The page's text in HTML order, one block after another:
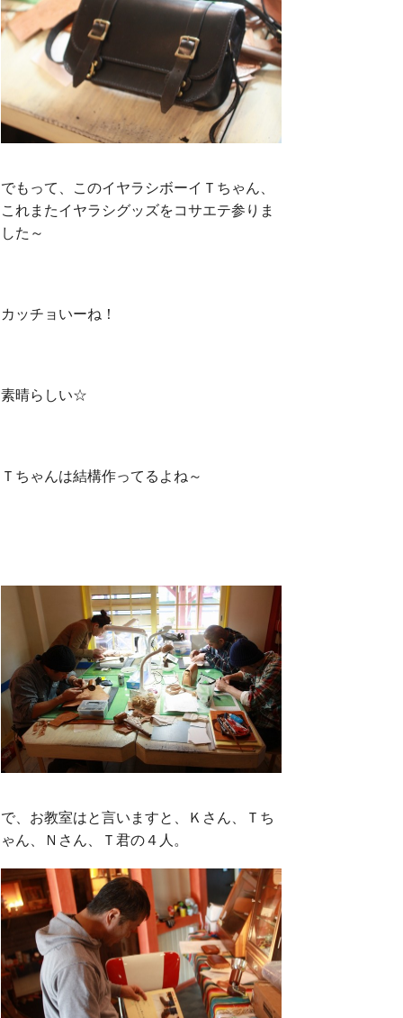
でもって、このイヤラシボーイＴちゃん、
これまたイヤラシグッズをコサエテ参りま
した～
カッチョいーね！
素晴らしい☆
Ｔちゃんは結構作ってるよね～
で、お教室はと言いますと、Ｋさん、Ｔち
ゃん、Ｎさん、Ｔ君の４人。